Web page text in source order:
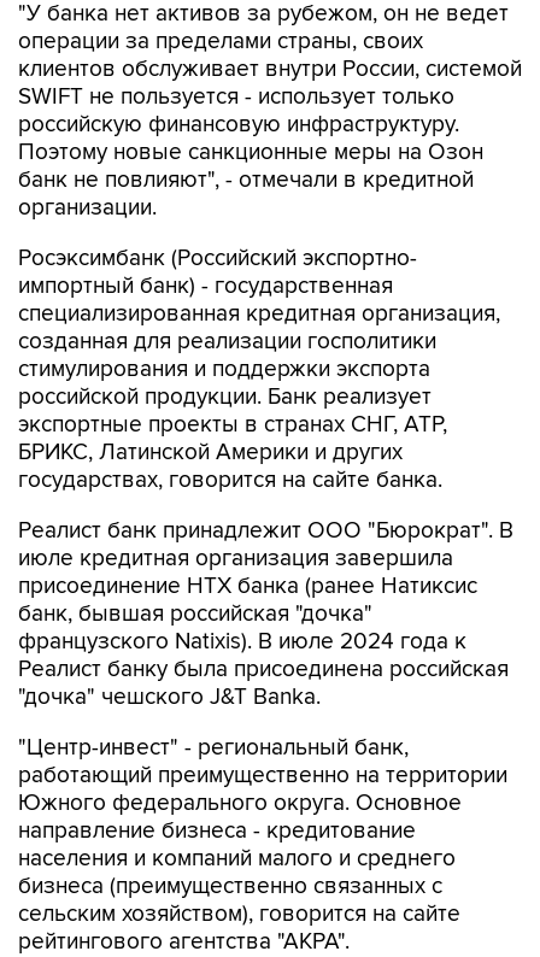
"У банка нет активов за рубежом, он не ведет
операции за пределами страны, своих
клиентов обслуживает внутри России, системой
SWIFT не пользуется - использует только
российскую финансовую инфраструктуру.
Поэтому новые санкционные меры на Озон
банк не повлияют", - отмечали в кредитной
организации.
Росэксимбанк (Российский экспортно-
импортный банк) - государственная
специализированная кредитная организация,
созданная для реализации госполитики
стимулирования и поддержки экспорта
российской продукции. Банк реализует
экспортные проекты в странах СНГ, АТР,
БРИКС, Латинской Америки и других
государствах, говорится на сайте банка.
Реалист банк принадлежит ООО "Бюрократ". В
июле кредитная организация завершила
присоединение НТХ банка (ранее Натиксис
банк, бывшая российская "дочка"
французского Natixis). В июле 2024 года к
Реалист банку была присоединена российская
"дочка" чешского J&T Banka.
"Центр-инвест" - региональный банк,
работающий преимущественно на территории
Южного федерального округа. Основное
направление бизнеса - кредитование
населения и компаний малого и среднего
бизнеса (преимущественно связанных с
сельским хозяйством), говорится на сайте
рейтингового агентства "АКРА".